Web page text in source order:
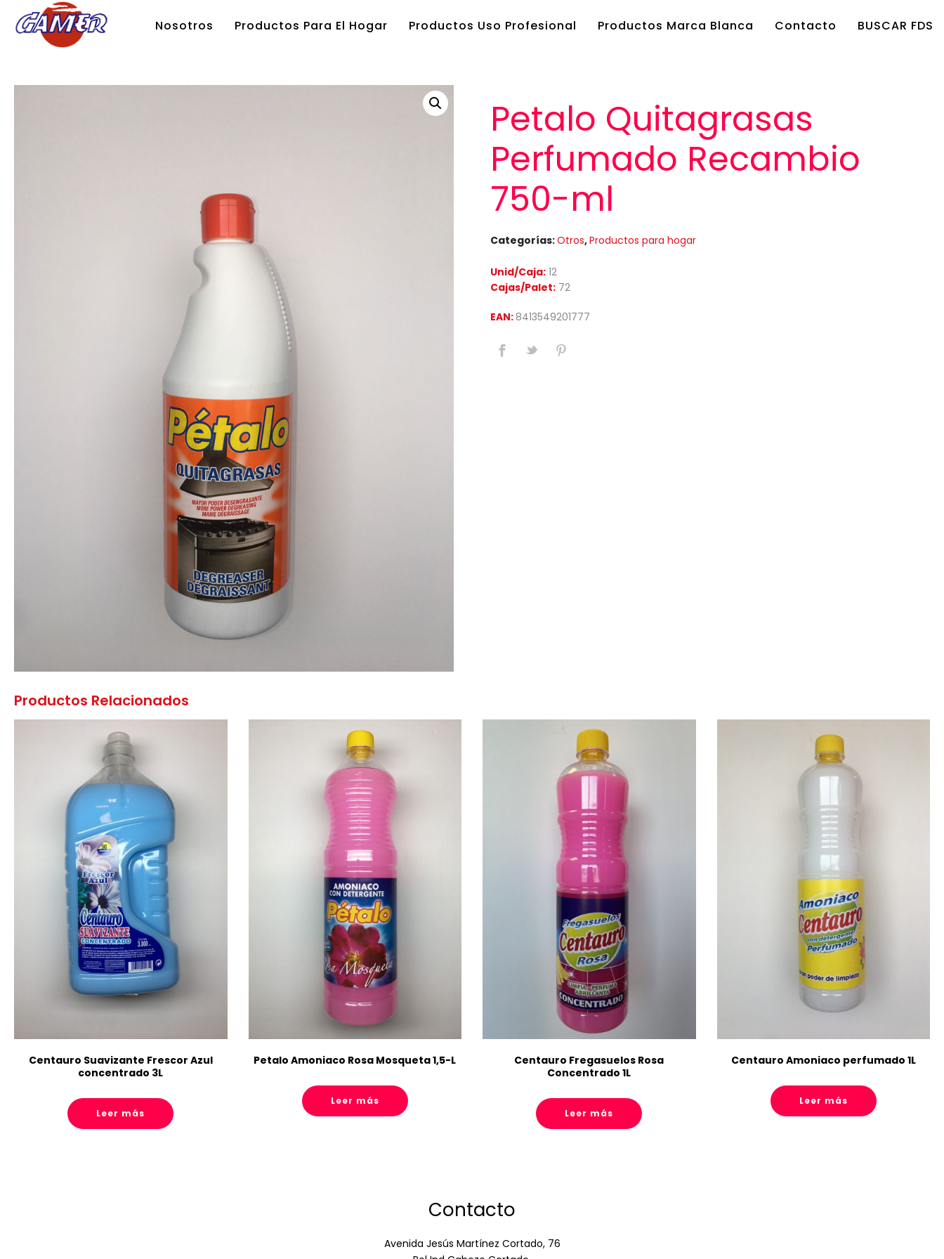
Nosotros Productos Para El Hogar Productos Uso Profesional Productos Marca Blanca Contacto BUSCAR FDS
Petalo Quitagrasas
Perfumado Recambio
750-ml
Categorías:Otros,Productos para hogar
Unid/Caja: 12
Cajas/Palet: 72
EAN: 8413549201777
Productos Relacionados
Centauro Suavizante Frescor Azul
concentrado 3L
Leer más
Petalo Amoniaco Rosa Mosqueta 1,5-L
Leer más
Centauro Fregasuelos Rosa
Concentrado 1L
Leer más
Centauro Amoniaco perfumado 1L
Leer más
Contacto
Avenida Jesús Martínez Cortado, 76